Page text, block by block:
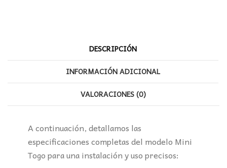
DESCRIPCIÓN
INFORMACIÓN ADICIONAL
VALORACIONES (0)
A continuación, detallamos las
especificaciones completas del modelo Mini
Togo para una instalación y uso precisos: